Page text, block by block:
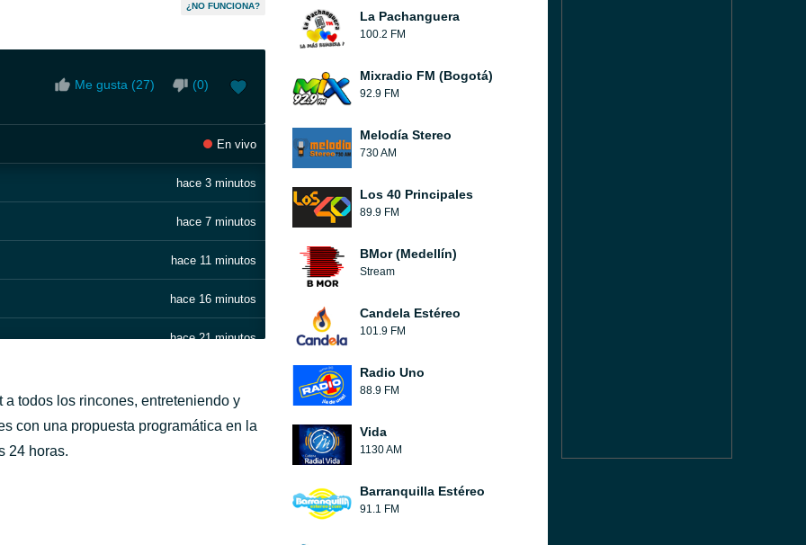
¿NO FUNCIONA?
Me gusta (27) (0)
En vivo
hace 3 minutos
hace 7 minutos
hace 11 minutos
hace 16 minutos
hace 21 minutos
todos los rincones, entreteniendo y
con una propuesta programática en la
24 horas.
La Pachanguera
100.2 FM
Mixradio FM (Bogotá)
92.9 FM
Melodía Stereo
730 AM
Los 40 Principales
89.9 FM
BMor (Medellín)
Stream
Candela Estéreo
101.9 FM
Radio Uno
88.9 FM
Vida
1130 AM
Barranquilla Estéreo
91.1 FM